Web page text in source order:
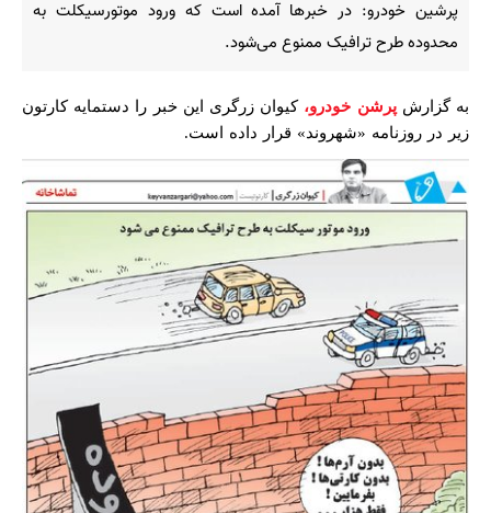
پرشین خودرو: در خبرها آمده است که ورود موتورسیکلت به
محدوده طرح ترافیک ممنوع می‌شود.
به گزارش پرشن خودرو، کیوان زرگری این خبر را دستمایه کارتون
زیر در روزنامه «شهروند» قرار داده است.